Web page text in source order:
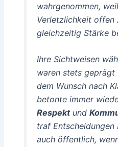
wahrgenommen,
Verletzlichkeit offen
gleichzeitig Stärke
Ihre Sichtweisen
waren stets geprägt
dem Wunsch nach
betonte immer
Respektund
traf
auch öffentlich,